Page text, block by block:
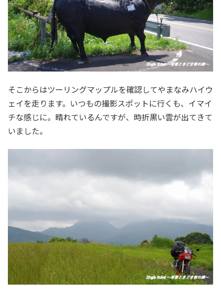
そこからはツーリングマップルを確認してやまなみハイウ
ェイを走ります。いつもの撮影スポットに行くも、イマイ
チな感じに。晴れているんですが、時折黒い雲が出てきて
いました。